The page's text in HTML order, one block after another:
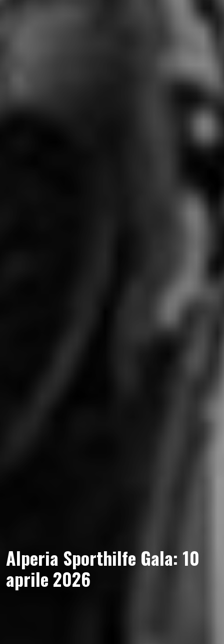
Alperia Sporthilfe Gala: 10
aprile 2026